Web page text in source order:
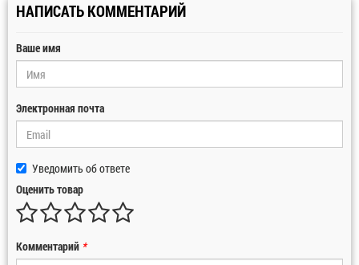
НАПИСАТЬ КОММЕНТАРИЙ
Ваше имя
Электронная почта
Уведомить об ответе
Оценить товар
Комментарий *